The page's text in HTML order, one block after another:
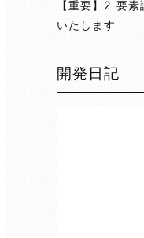
【重要】2 要
いたします
開発日記